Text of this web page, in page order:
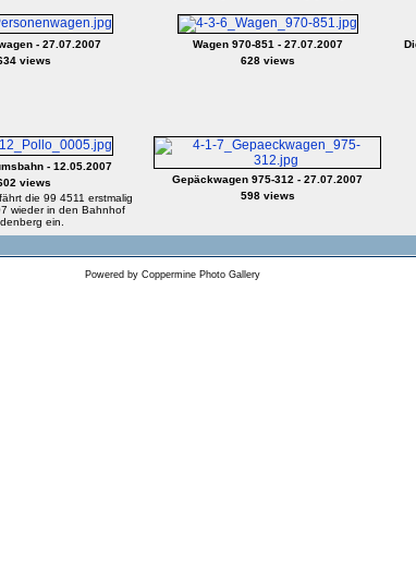
- 27.07.2007
views
Wagen 970-851 - 27.07.2007
628 views
- 12.05.2007
views
die 99 4511 erstmalig
wieder in den Bahnhof
ein.
Gepäckwagen 975-312 - 27.07.2007
598 views
Powered by Coppermine Photo Gallery